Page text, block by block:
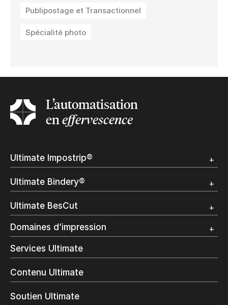
Publipostage et Transactionnel
Spécialité photo
L’automatisation
eneffervescence
Ultimate Impostrip®
Démo
Ultimate Bindery®
Démo
Témoignages clients
Ultimate BesCut
Apercu
Démo
Domaines d’impression
Publipostage et Transactionnel
Impression Commerciale
Livres à la demande
Impression jet d’encre
Impression d’étiquettes
Services Ultimate
Contenu Ultimate
Soutien Ultimate